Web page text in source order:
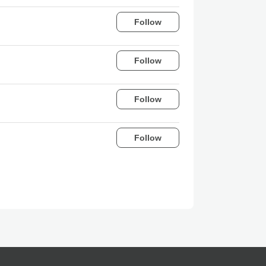
Follow
Follow
Follow
Follow